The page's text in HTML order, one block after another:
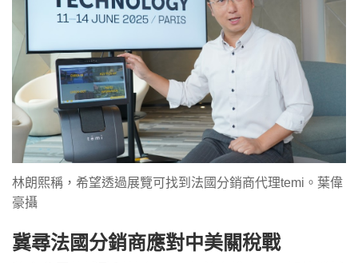
林朗熙稱，希望透過展覽可找到法國分銷商代理temi。葉偉
豪攝
冀尋法國分銷商應對中美關稅戰